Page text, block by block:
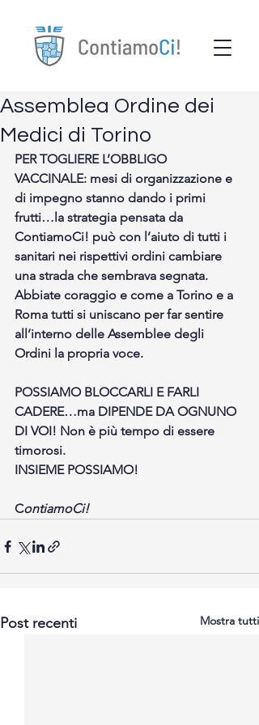
Assemblea Ordine dei
Medici di Torino
PER TOGLIERE L’OBBLIGO
VACCINALE: mesi di organizzazione e
di impegno stanno dando i primi
frutti…la strategia pensata da
ContiamoCi! può con l’aiuto di tutti i
sanitari nei rispettivi ordini cambiare
una strada che sembrava segnata.
Abbiate coraggio e come a Torino e a
Roma tutti si uniscano per far sentire
all’interno delle Assemblee degli
Ordini la propria voce.
POSSIAMO BLOCCARLI E FARLI
CADERE…ma DIPENDE DA OGNUNO
DI VOI! Non è più tempo di essere
timorosi.
INSIEME POSSIAMO!
ContiamoCi!
Post recenti Mostra tutti